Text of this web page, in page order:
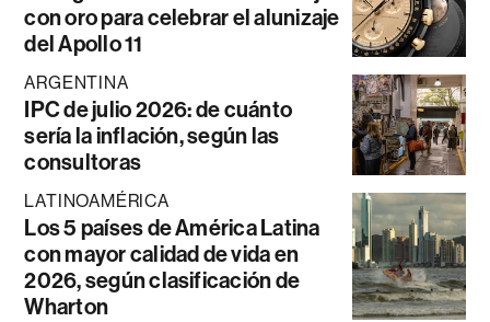
con oro para celebrar el alunizaje
del Apollo 11
ARGENTINA
IPC de julio 2026: de cuánto
sería la inflación, según las
consultoras
LATINOAMÉRICA
Los 5 países de América Latina
con mayor calidad de vida en
2026, según clasificación de
Wharton